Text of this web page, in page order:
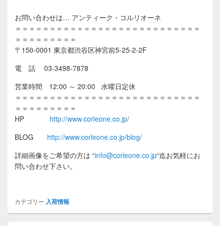
お問い合わせは… アンティーク・コルリオーネ
＝＝＝＝＝＝＝＝＝＝＝＝＝＝＝＝＝＝＝＝＝＝＝＝＝＝＝
＝＝＝＝＝＝＝＝＝
〒150-0001 東京都渋谷区神宮前5-25-2-2F
電 話 03-3498-7878
営業時間 12:00 ～ 20:00 水曜日定休
＝＝＝＝＝＝＝＝＝＝＝＝＝＝＝＝＝＝＝＝＝＝＝＝＝＝＝
＝＝＝＝＝＝＝＝＝
HP
http://www.corleone.co.jp/
BLOG http://www.corleone.co.jp/blog/
詳細画像をご希望の方は “info@corleone.co.jp“迄お気軽にお
問い合わせ下さい。
カテゴリー 入荷情報